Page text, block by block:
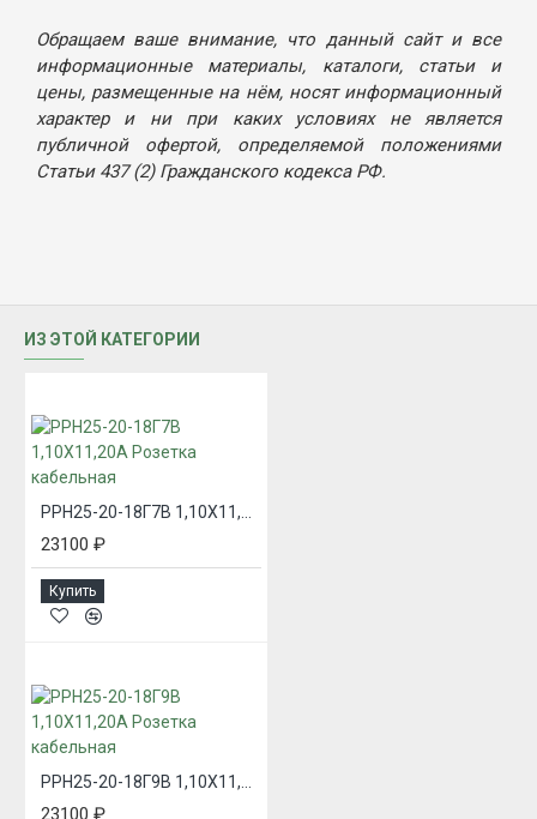
Обращаем ваше внимание, что данный сайт и все
информационные материалы, каталоги, статьи и
цены, размещенные на нём, носят информационный
характер и ни при каких условиях не является
публичной офертой, определяемой положениями
Статьи 437 (2) Гражданского кодекса РФ.
ИЗ ЭТОЙ КАТЕГОРИИ
23100 ₽
Купить
РРН25-20-18Г9В 1,10Х11,20А Розетка кабельная